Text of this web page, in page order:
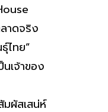
าดจริง
ไทย”
เจ้าของ
ผัสเสน่ห์